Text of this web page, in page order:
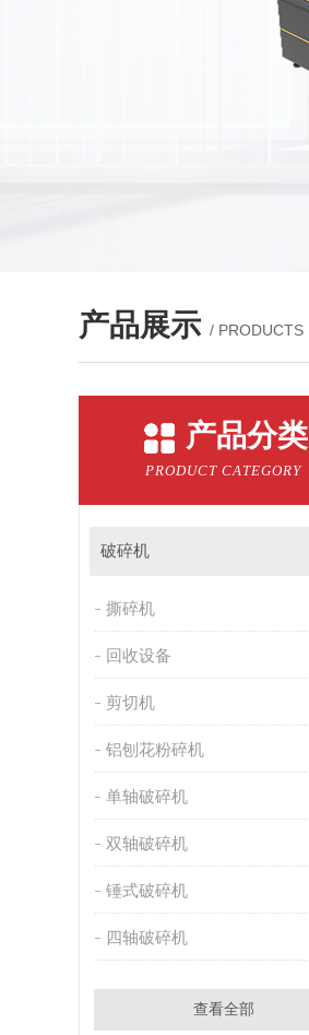
产品展示 / PRODUCTS
产品分类
PRODUCT CATEGORY
破碎机
撕碎机
回收设备
剪切机
铝刨花粉碎机
单轴破碎机
双轴破碎机
锤式破碎机
四轴破碎机
查看全部